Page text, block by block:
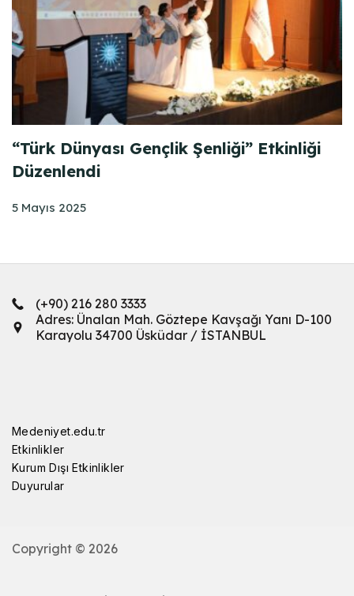
“Türk Dünyası Gençlik Şenliği” Etkinliği
Düzenlendi
5 Mayıs 2025
(+90) 216 280 3333
Adres: Ünalan Mah. Göztepe Kavşağı Yanı D-100
Karayolu 34700 Üsküdar / İSTANBUL
Medeniyet.edu.tr
Etkinlikler
Kurum Dışı Etkinlikler
Duyurular
Copyright © 2026